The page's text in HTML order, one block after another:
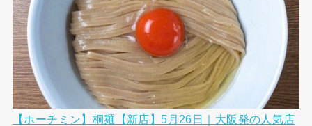
【ホーチミン】桐麺【新店】5月26日｜大阪発の人気店